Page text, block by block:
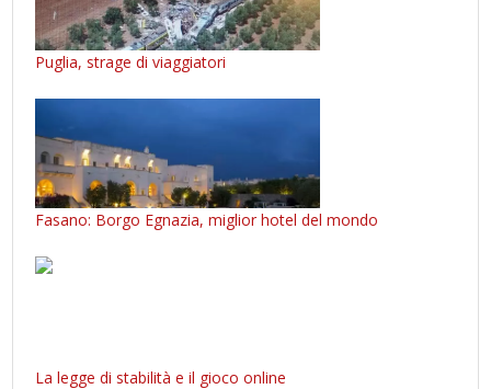
Puglia, strage di viaggiatori
Fasano: Borgo Egnazia, miglior hotel del mondo
La legge di stabilità e il gioco online